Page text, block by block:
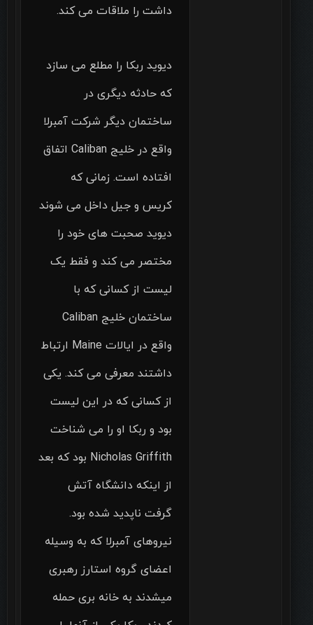
داشت را ملاقات می کند.
دیوید ربکا را مطلع می سازد
که حادثه دیگری در
ساختمان دیگر شرکت آمبرلا
واقع در خلیج Caliban اتفاق
افتاده است. زمانی که
کریس و جیل داخل می شوند
دیوید صحبت های خود را
مختصر می کند و فقط یک
لیست از کسانی که با
ساختمان خلیج Caliban
واقع در ایالات Maine ارتباط
داشتند معرفی می کند. یکی
از کسانی که در این لیست
بود و ربکا او را می شناخت
Nicholas Griffith بود که بعد
از اینکه دانشگاه آتش
گرفت ناپدید شده بود.
نیروهای آمبرلا که به وسیله
اعضای گروه استارز رهبری
میشدند به خانه بری حمله